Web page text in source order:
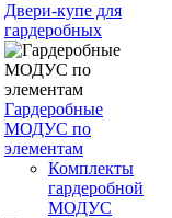
Двери-купе для
гардеробных
Гардеробные
МОДУС по
элементам
Комплекты
гардеробной
МОДУС